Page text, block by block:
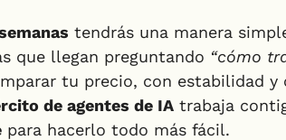
tendrás una manera
que llegan preguntando “cómo
tu precio, con estabilidad y
de agentes de IA trabaja
para hacerlo todo más fácil.